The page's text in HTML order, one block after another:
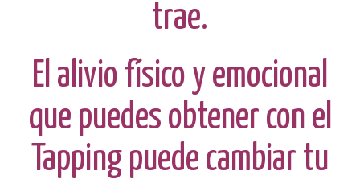
trae.
El alivio físico y emocional
que puedes obtener con el
Tapping puede cambiar tu